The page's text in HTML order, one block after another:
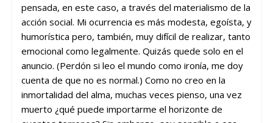
pensada, en este caso, a través del materialismo de la
acción social. Mi ocurrencia es más modesta, egoísta, y
humorística pero, también, muy difícil de realizar, tanto
emocional como legalmente. Quizás quede solo en el
anuncio. (Perdón si leo el mundo como ironía, me doy
cuenta de que no es normal.) Como no creo en la
inmortalidad del alma, muchas veces pienso, una vez
muerto ¿qué puede importarme el horizonte de